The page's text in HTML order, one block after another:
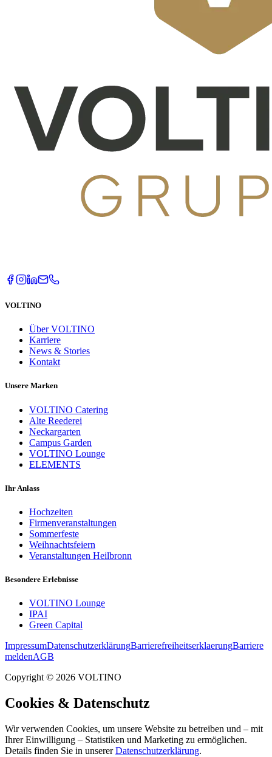
VOLTINO
Über VOLTINO
Karriere
News & Stories
Kontakt
Unsere Marken
VOLTINO Catering
Alte Reederei
Neckargarten
Campus Garden
VOLTINO Lounge
ELEMENTS
Ihr Anlass
Hochzeiten
Firmenveranstaltungen
Sommerfeste
Weihnachtsfeiern
Veranstaltungen Heilbronn
Besondere Erlebnisse
VOLTINO Lounge
IPAI
Green Capital
ImpressumDatenschutzerklärungBarrierefreiheitserklaerungBarriere
meldenAGB
Copyright © 2026 VOLTINO
Cookies & Datenschutz
Wir verwenden Cookies, um unsere Website zu betreiben und – mit
Ihrer Einwilligung – Statistiken und Marketing zu ermöglichen.
Details finden Sie in unserer Datenschutzerklärung.